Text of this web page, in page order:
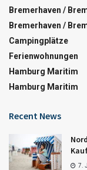
Bremerhaven /
Bremerhaven /
Campingplätze
Ferienwohnungen
Hamburg Maritim
Hamburg Maritim
Recent News
7.